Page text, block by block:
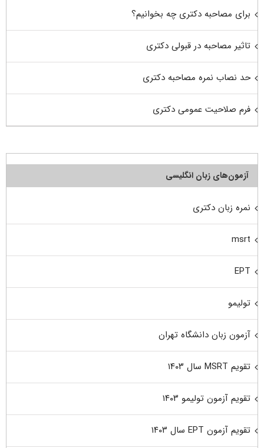
برای مصاحبه دکتری چه بخوانیم؟
تاثیر مصاحبه در قبولی دکتری
حد نصاب نمره مصاحبه دکتری
فرم صلاحیت عمومی دکتری
آزمون‌های زبان انگلیسی
نمره زبان دکتری
msrt
EPT
تولیمو
آزمون زبان دانشگاه تهران
تقویم MSRT سال ۱۴۰۳
تقویم آزمون تولیمو ۱۴۰۳
تقویم آزمون EPT سال ۱۴۰۳